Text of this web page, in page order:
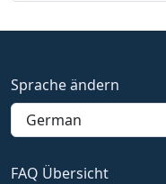
Sprache ändern
FAQ Übersicht